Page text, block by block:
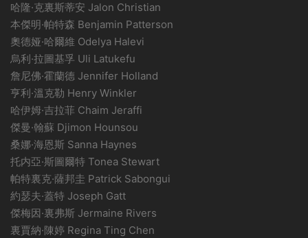
哈隆·克裏斯蒂安 Jalon Christian
本傑明·帕特森 Benjamin Patterson
奧德娅·哈爾維 Odelya Halevi
烏利·拉圖基孚 Uli Latukefu
詹尼佛·霍蘭德 Jennifer Holland
亨利·溫克勒 Henry Winkler
哈伊姆·吉拉菲 Chaim Jeraffi
傑曼·翰蘇 Djimon Hounsou
桑娜·海恩斯 Sanna Haynes
托内亞·斯圖爾特 Tonea Stewart
帕特裏克·薩邦圭 Patrick Sabongui
約瑟夫·蓋特 Joseph Gatt
傑梅因·裏弗斯 Jermaine Rivers
裏賈納·陳婷 Regina Ting Chen